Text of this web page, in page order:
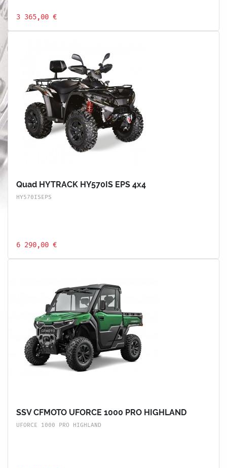
3 365,00 €
Quad HYTRACK HY570IS EPS 4x4
HY570ISEPS
6 290,00 €
SSV CFMOTO UFORCE 1000 PRO HIGHLAND
UFORCE 1000 PRO HIGHLAND